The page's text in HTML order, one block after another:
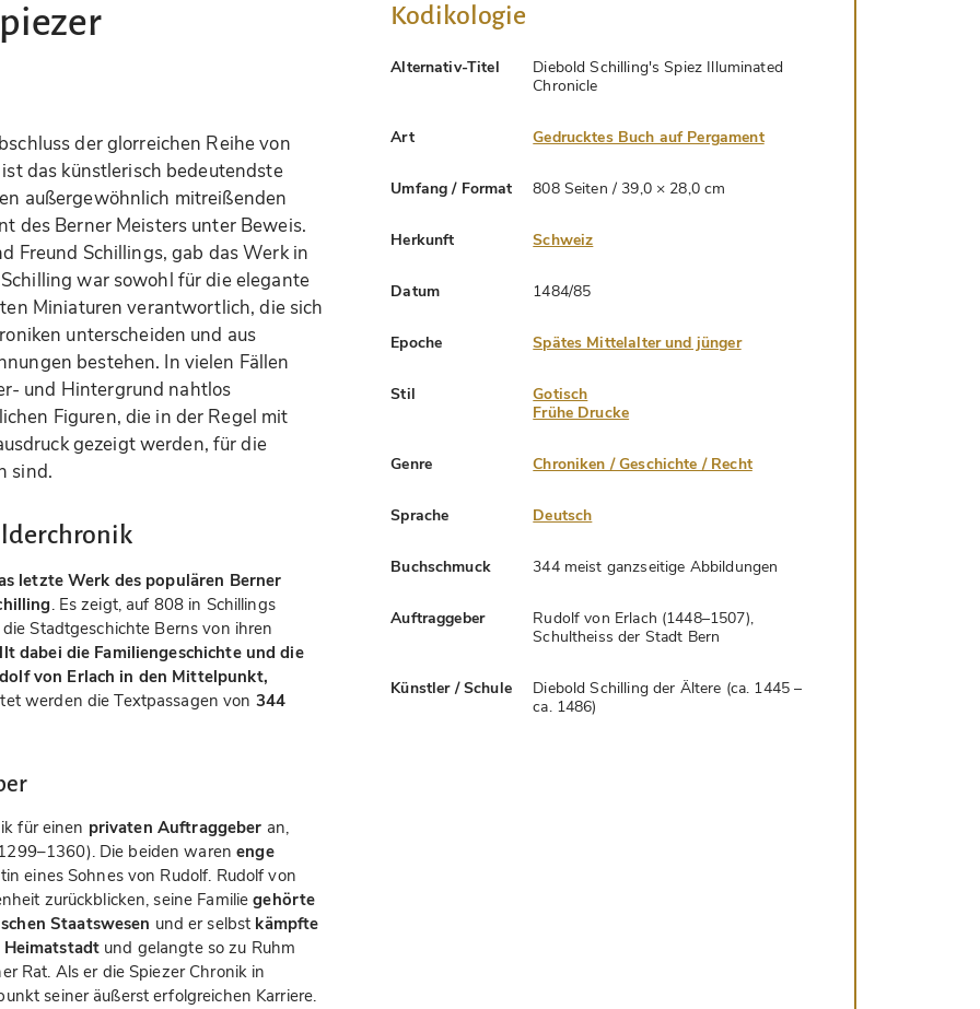
der glorreichen Reihe von
das künstlerisch bedeutendste
außergewöhnlich mitreißenden
des Berner Meisters unter Beweis.
Freund Schillings, gab das Werk in
war sowohl für die elegante
Miniaturen verantwortlich, die sich
unterscheiden und aus
bestehen. In vielen Fällen
und Hintergrund nahtlos
Figuren, die in der Regel mit
gezeigt werden, für die
sind.
letzte Werk des populären Berner
. Es zeigt, auf 808 in Schillings
Stadtgeschichte Berns von ihren
dabei die Familiengeschichte und die
von Erlach in den Mittelpunkt,
werden die Textpassagen von 344
für einen privaten Auftraggeber an,
Die beiden warenenge
eines Sohnes von Rudolf. Rudolf von
zurückblicken, seine Familiegehörte
Staatswesen und er selbst kämpfte
und gelangte so zu Ruhm
Rat. Als er die Spiezer Chronik in
seiner äußerst erfolgreichen Karriere.
Kodikologie
Alternativ-Titel
Diebold Schilling's Spiez Illuminated
Chronicle
Art Gedrucktes Buch auf Pergament
Umfang / Format 808 Seiten / 39,0 × 28,0 cm
Herkunft Schweiz
Datum 1484/85
Epoche Spätes Mittelalter und jünger
Stil
Gotisch
Frühe Drucke
Genre Chroniken / Geschichte / Recht
Sprache Deutsch
Buchschmuck 344 meist ganzseitige Abbildungen
Auftraggeber
Rudolf von Erlach (1448–1507),
Schultheiss der Stadt Bern
Künstler / Schule
Diebold Schilling der Ältere (ca. 1445 –
ca. 1486)